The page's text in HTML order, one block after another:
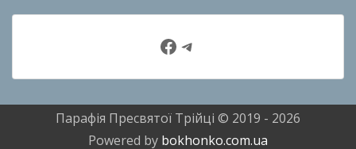
Facebook
Telegram
Парафія Пресвятої Трійці © 2019 - 2026
Powered by bokhonko.com.ua